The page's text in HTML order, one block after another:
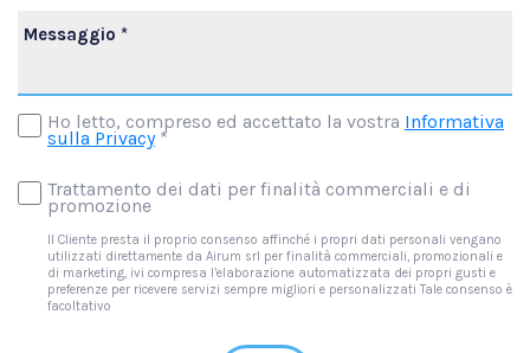
Ho letto, compreso ed accettato la vostra Informativa
sulla Privacy*
Trattamento dei dati per finalità commerciali e di
promozione
Il Cliente presta il proprio consenso affinché i propri dati personali vengano
utilizzati direttamente da Airum srl per finalità commerciali, promozionali e
di marketing, ivi compresa l’elaborazione automatizzata dei propri gusti e
preferenze per ricevere servizi sempre migliori e personalizzati Tale consenso è
facoltativo